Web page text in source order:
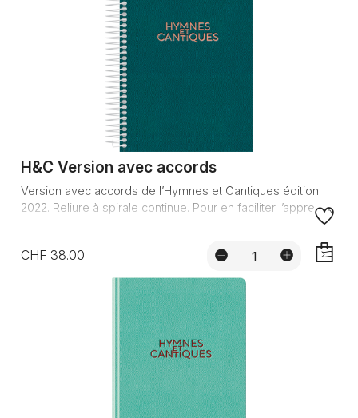
H&C Version avec accords
Version avec accords de l’Hymnes et Cantiques édition
2022. Reliure à spirale continue. Pour en faciliter l’apprenti...
CHF 38.00